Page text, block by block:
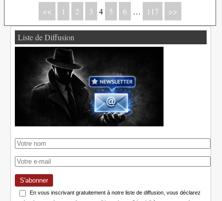
<< 1 2 3 4 5 6 … 117 >>
Liste de Diffusion
S'abonner
En vous inscrivant gratuitement à notre liste de diffusion, vous déclarez